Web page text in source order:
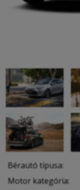
Bérautó típusa:
Motor kategória: